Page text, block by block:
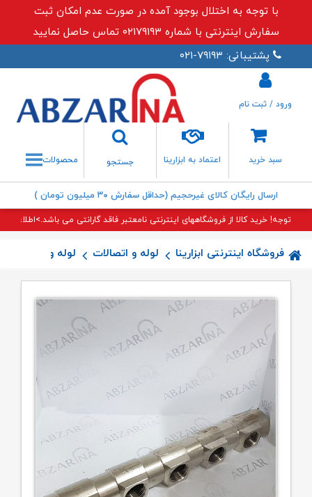
با توجه به اختلال بوجود آمده در صورت عدم امکان ثبت
سفارش اینترنتی با شماره ۰۲۱۷۹۱۹۳ تماس حاصل نمایید
پشتیبانی: ۷۹۱۹۳-۰۲۱
سبد خرید اعتماد به ابزارینا
جستجو
جستجو
ورود / ثبت نام
محصولات
ارسال رایگان کالای غیرحجیم (حداقل سفارش ۳۰ میلیون تومان )
توجه! خرید کالا از فروشگاههای اینترنتی نامعتبر فاقد گارانتی می باشد.>اطلاعات
فروشگاه اینترنتی ابزارینا لوله و اتصالات لوله و اتصالات